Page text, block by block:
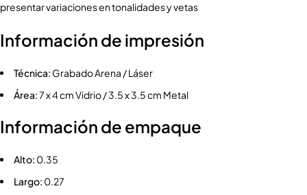
presentar variaciones en tonalidades y vetas
Información de impresión
Técnica: Grabado Arena / Láser
Área:7 x 4 cm Vidrio / 3.5 x 3.5 cm Metal
Información de empaque
Alto: 0.35
Largo: 0.27